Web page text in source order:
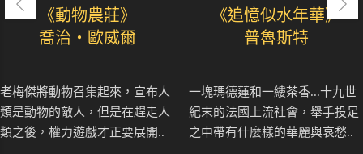
《動物農莊》
喬治・歐威爾
老梅傑將動物召集起來，宣布人
類是動物的敵人，但是在趕走人
類之後，權力遊戲才正要展開..
《追憶似水年華》
普魯斯特
一塊瑪德蓮和一縷茶香...十九世
紀末的法國上流社會，舉手投足
之中帶有什麼樣的華麗與哀愁..